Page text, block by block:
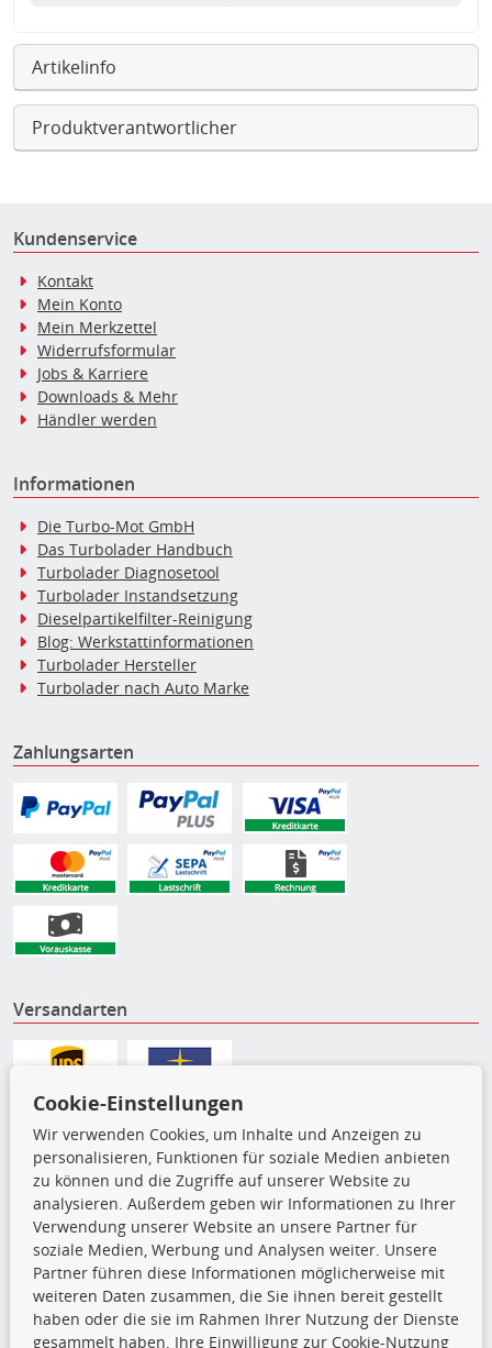
Artikelinfo
Produktverantwortlicher
Kundenservice
Kontakt
Mein Konto
Mein Merkzettel
Widerrufsformular
Jobs & Karriere
Downloads & Mehr
Händler werden
Informationen
Die Turbo-Mot GmbH
Das Turbolader Handbuch
Turbolader Diagnosetool
Turbolader Instandsetzung
Dieselpartikelfilter-Reinigung
Blog: Werkstattinformationen
Turbolader Hersteller
Turbolader nach Auto Marke
Zahlungsarten
Versandarten
Die hier angezeigten Daten,
insbesondere die gesamte Datenbank,
dürfen nicht kopiert werden. Es ist zu
Cookie-Einstellungen
Wir verwenden Cookies, um Inhalte und Anzeigen zu
personalisieren, Funktionen für soziale Medien anbieten
zu können und die Zugriffe auf unserer Website zu
analysieren. Außerdem geben wir Informationen zu Ihrer
Verwendung unserer Website an unsere Partner für
soziale Medien, Werbung und Analysen weiter. Unsere
Partner führen diese Informationen möglicherweise mit
weiteren Daten zusammen, die Sie ihnen bereit gestellt
haben oder die sie im Rahmen Ihrer Nutzung der Dienste
gesammelt haben. Ihre Einwilligung zur Cookie-Nutzung